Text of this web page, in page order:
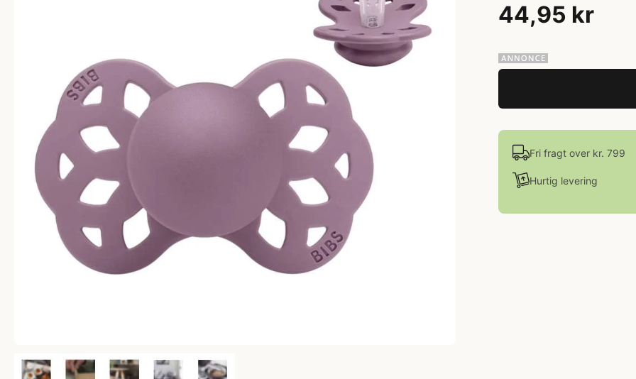
44,95 kr
Fri fragt over kr. 799
Hurtig levering